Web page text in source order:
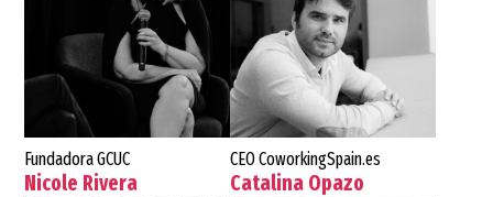
Fundadora GCUC CEO CoworkingSpain.es
Nicole Rivera Catalina Opazo